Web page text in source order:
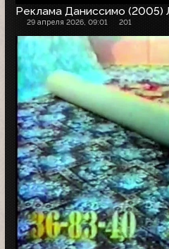
Реклама Даниссимо (2005)
29 апреля 2026, 09:01 201